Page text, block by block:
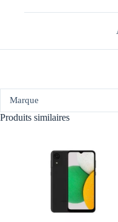
Marque
Produits similaires